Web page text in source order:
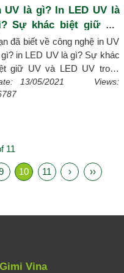
UV là gì? In LED UV là
Sự khác biệt giữ UV
LED UV trong ngành in
đã biết về công nghệ in UV
gì? in LED UV là gì? Sự khác
giữ UV và LED UV trong
in sẽ như thế nào, hãy
xmagic.vn tìm hiểu ngay
13/05/2021 Views:
11
10 11 › ››
Vina